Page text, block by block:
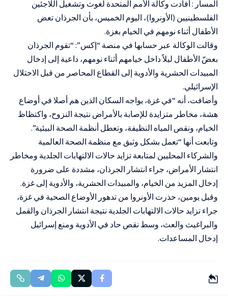
المسار : أفادت وكالة الأمم المتحدة لغوث وتشغيل اللاجئين
الفلسطينيين (الأونروا)، اليوم الخميس، بأن الجرذان تعض
الأطفال أثناء نومهم في الخيام بغزة.
وقالت الوكالة عبر حسابها في منصة “إكس”: “تقوم الجرذان
بعضّ الأطفال ليلاً داخل خيامهم أثناء نومهم، داعية إلى إدخال
المبيدات الحشرية والأدوية إلى القطاع المحاصر من قبل الاحتلال
الإسرائيلي.
وأضافت، أنه “في غزة، يواجه السكان الذين هم أصلا في أوضاع
هشة، مخاطر متزايدة للإصابة بالأمراض نتيجة النزوح، واكتظاظ
الخيام، ونقص المياه النظيفة، وتعطل أنظمة الصحة البيئية”.
وتابعت أنها “تعمل بشكل وثيق مع منظمة الصحة العالمية
والشركاء المحليين لمتابعة تزايد حالات الالتهابات الجلدية ومخاطر
انتشار الأمراض، جراء انتشار الجرذان، مشددة على ضرورة
إدخال المزيد من الخيام، والمبيدات الحشرية، والأدوية إلى غزة.
وقبل يومين، حذرت الأونروا من تدهور الأوضاع الصحية في غزة،
جراء تزايد حالات الالتهابات الجلدية نتيجة انتشار الجرذان والقمل
والبراغيث والعث، وسط نقص حاد في الأدوية ومنع إسرائيل
إدخال المساعدات.